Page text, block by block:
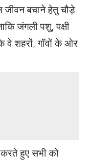
जीवन बचाने हेतु चौड़े
जंगली पशु, पक्षी
वे शहरों, गॉवों के ओर
करते हुए सभी को